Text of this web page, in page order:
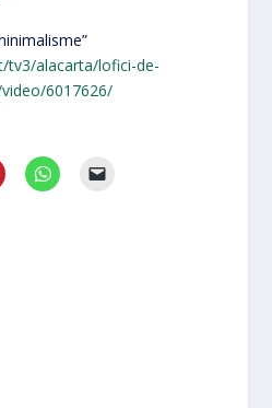
tv3/alacarta/lofici-de-
6017626/